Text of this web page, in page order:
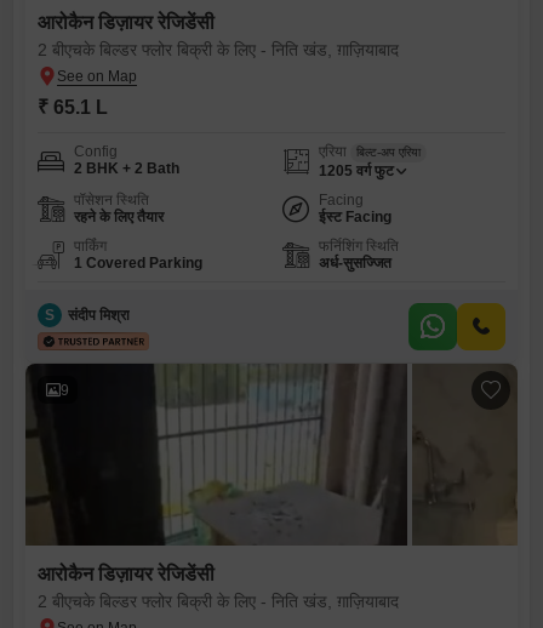
आरोकैन डिज़ायर रेजिडेंसी
2 बीएचके बिल्डर फ्लोर बिक्री के लिए - निति खंड, ग़ाज़ियाबाद
₹ 65.1 L
Config
2 BHK + 2 Bath
एरिया बिल्ट-अप एरिया
1205 वर्ग फुट
पॉसेशन स्थिति
रहने के लिए तैयार
Facing
ईस्ट Facing
पार्किंग
1 Covered Parking
फर्निशिंग स्थिति
अर्ध-सुसज्जित
S संदीप मिश्रा
9
आरोकैन डिज़ायर रेजिडेंसी
2 बीएचके बिल्डर फ्लोर बिक्री के लिए - निति खंड, ग़ाज़ियाबाद